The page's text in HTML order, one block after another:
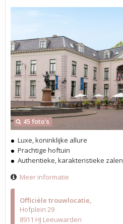
Officiële trouwlocatie
Hofplein 29
8911 HJ Leeuwarden
45 foto's
Luxe, koninklijke allure
Prachtige hoftuin
Authentieke, karakteristieke zalen
Meer informatie